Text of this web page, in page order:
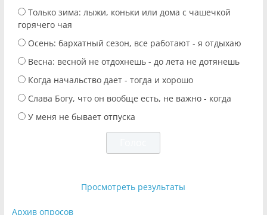
Только зима: лыжи, коньки или дома с чашечкой
горячего чая
Осень: бархатный сезон, все работают - я отдыхаю
Весна: весной не отдохнешь - до лета не дотянешь
Когда начальство дает - тогда и хорошо
Слава Богу, что он вообще есть, не важно - когда
У меня не бывает отпуска
Просмотреть результаты
Архив опросов